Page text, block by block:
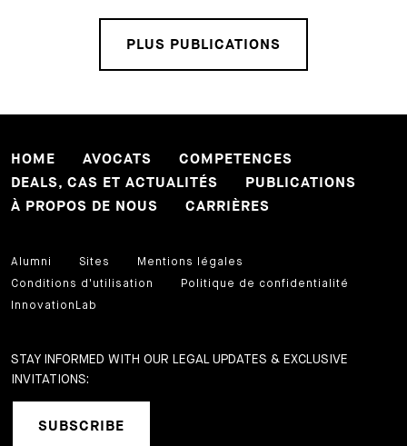
PLUS PUBLICATIONS
HOME AVOCATS
COMPETENCES
DEALS, CAS ET ACTUALITÉS
PUBLICATIONS
À PROPOS DE NOUS
CARRIÈRES
Alumni Sites
Mentions légales
Conditions d'utilisation
Politique de confidentialité
InnovationLab
STAY INFORMED WITH OUR LEGAL UPDATES & EXCLUSIVE
INVITATIONS:
SUBSCRIBE